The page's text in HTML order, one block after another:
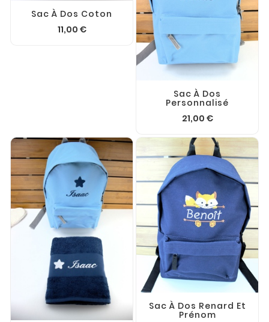
Sac À Dos Coton
11,00 €
Sac À Dos
Personnalisé
21,00 €
Sac À Dos Renard Et
Prénom